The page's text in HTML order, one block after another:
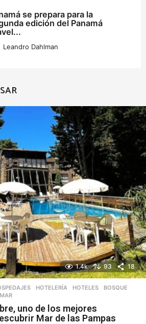
se prepara para la
edición del Panamá
Leandro Dahlman
1.4k 93 18
,HOTELERÍA ,HOTELES BOSQUE
,MAR
uno de los mejores
Mar de las Pampas